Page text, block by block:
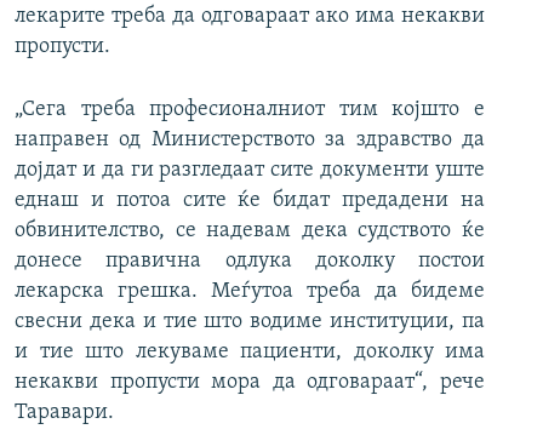
лекарите треба да одговараат ако има некакви
пропусти.
„Сега треба професионалниот тим којшто е
направен од Министерството за здравство да
дојдат и да ги разгледаат сите документи уште
еднаш и потоа сите ќе бидат предадени на
обвинителство, се надевам дека судството ќе
донесе правична одлука доколку постои
лекарска грешка. Меѓутоа треба да бидеме
свесни дека и тие што водиме институции, па
и тие што лекуваме пациенти, доколку има
некакви пропусти мора да одговараат“, рече
Таравари.